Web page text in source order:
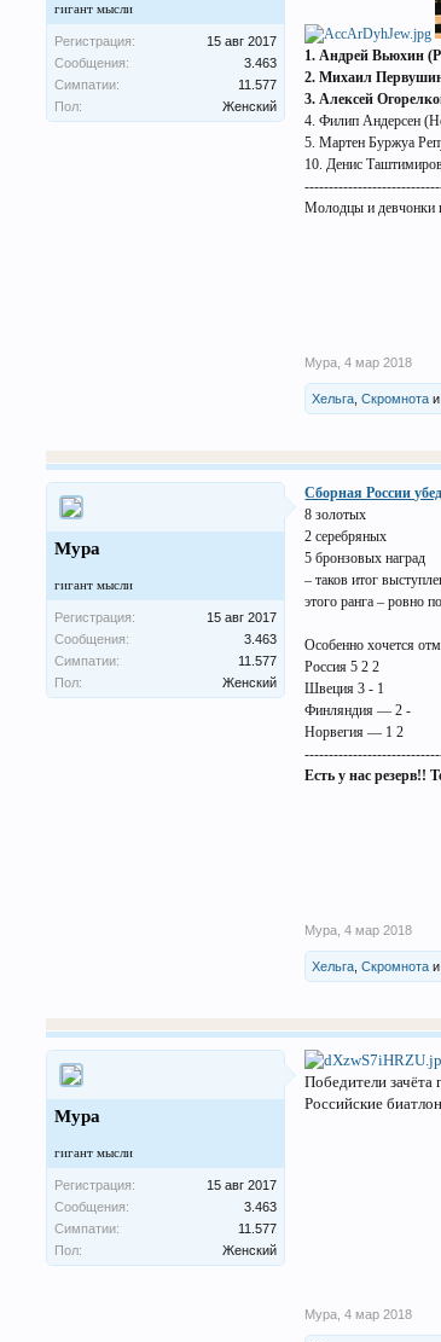
гигант мысли
Регистрация:
15 авг 2017
Сообщения:
3.463
Симпатии:
11.577
Пол:
Женский
1. Андрей Вьюхин
2. Михаил
3. Алексей
4. Филип Андерсен
5. Мартен Буржуа
10. Денис
Молодцы и девчонки
Мура 4 мар 2018
Хельга ,Скромнота
Мура
гигант мысли
Регистрация:
15 авг 2017
Сообщения:
3.463
Симпатии:
11.577
Пол:
Женский
Сборная России
8 золотых
2 серебряных
5 бронзовых наград
– таков итог
этого ранга – ровно
Особенно хочется
Россия 5 2 2
Швеция 3 - 1
Финляндия — 2 -
Норвегия — 1 2
Есть у нас резерв!!
Мура 4 мар 2018
Хельга ,Скромнота
Мура
гигант мысли
Регистрация:
15 авг 2017
Сообщения:
3.463
Симпатии:
11.577
Пол:
Женский
Победители
Российские
Мура 4 мар 2018